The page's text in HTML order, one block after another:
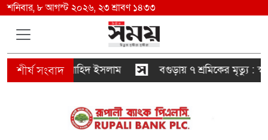
শনিবার, ৮ আগস্ট ২০২৬, ২৩ শ্রাবণ ১৪৩৩
হবে : নাহিদ ইসলাম বগুড়ায় ৭ শ্রমিকের মৃত্যু :